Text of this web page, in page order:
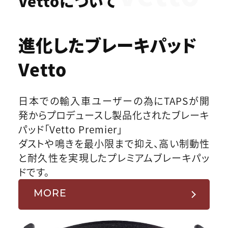
進化したブレーキパッド
Vetto
日本での輸入車ユーザーの為にTAPSが開
発からプロデュースし製品化されたブレーキ
パッド「Vetto Premier」
ダストや鳴きを最小限まで抑え、高い制動性
と耐久性を実現したプレミアムブレーキパッ
ドです。
MORE